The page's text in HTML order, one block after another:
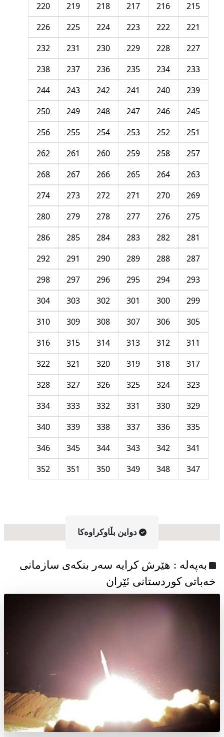
215
216
217
218
219
220
221
222
223
224
225
226
227
228
229
230
231
232
233
234
235
236
237
238
239
240
241
242
243
244
245
246
247
248
249
250
251
252
253
254
255
256
257
258
259
260
261
262
263
264
265
266
267
268
269
270
271
272
273
274
275
276
277
278
279
280
281
282
283
284
285
286
287
288
289
290
291
292
293
294
295
296
297
298
299
300
301
302
303
304
305
306
307
308
309
310
311
312
313
314
315
316
317
318
319
320
321
322
323
324
325
326
327
328
329
330
331
332
333
334
335
336
337
338
339
340
341
342
343
344
345
346
347
348
349
350
351
352
دواین بڵاوکراوه‌کا
به‌په‌له‌ : هێرش کرایە سەر بنکەی سازمانی
خەباتی کوردستانی ئێران